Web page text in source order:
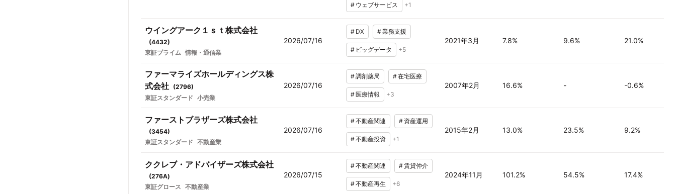
# ウェブサービス +1
ウイングアーク１ｓｔ株式会社
(4432)
東証プライム 情報・通信業
2026/07/16
# DX #業務支援
# ビッグデータ +5
2021年3月 7.8% 9.6% 21.0%
ファーマライズホールディングス株
式会社 (2796)
東証スタンダード 小売業
2026/07/16
#調剤薬局 #在宅医療
#医療情報 +3
2007年2月 16.6% - -0.6%
ファーストブラザーズ株式会社
(3454)
東証スタンダード 不動産業
2026/07/16
#不動産関連 # 資産運用
#不動産投資 +1
2015年2月 13.0% 23.5% 9.2%
ククレブ・アドバイザーズ株式会社
(276A)
東証グロース 不動産業
2026/07/15
#不動産関連 #賃貸仲介
#不動産再生 +6
2024年11月 101.2% 54.5% 17.4%